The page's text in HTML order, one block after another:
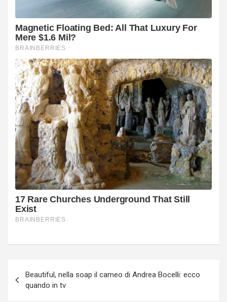
articoli
Beautiful, nella soap il cameo di Andrea Bocelli: ecco
quando in tv